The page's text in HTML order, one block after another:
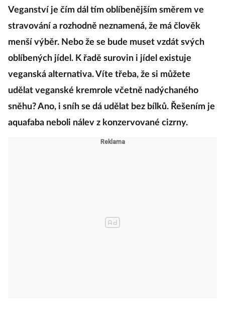
Veganství je čím dál tím oblíbenějším směrem ve
stravování a rozhodně neznamená, že má člověk
menší výběr. Nebo že se bude muset vzdát svých
oblíbených jídel. K řadě surovin i jídel existuje
veganská alternativa. Víte třeba, že si můžete
udělat veganské kremrole včetně nadýchaného
sněhu? Ano, i sníh se dá udělat bez bílků. Řešením je
aquafaba neboli nálev z konzervované cizrny.